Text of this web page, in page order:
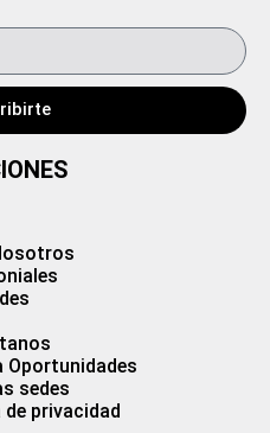
Oportunidades
sedes
privacidad